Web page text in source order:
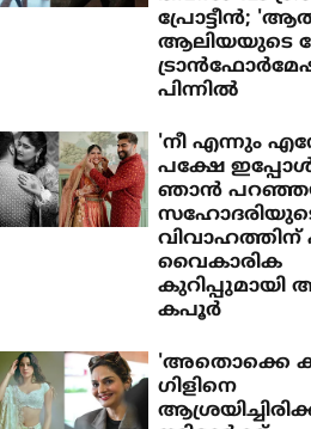
പ്രോട്ടീൻ;
ആലിയയുടെ
പിന്നിൽ
'നീ എന്നും
പക്ഷേ ഇപ്പോൾ
ഞാൻ
വിവാഹത്തിന്
വൈകാരിക
കപൂർ
'അതൊക്കെ
ഗിളിനെ